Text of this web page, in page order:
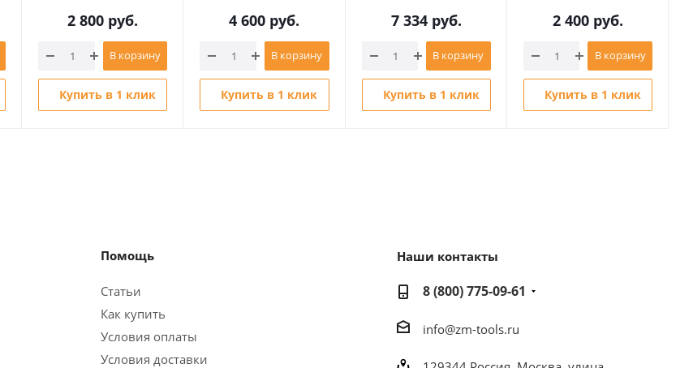
2 800 руб.
В корзину
Купить в 1 клик
4 600 руб.
В корзину
Купить в 1 клик
7 334руб.
В корзину
Купить в 1 клик
2 400руб.
В корзину
Купить в 1 клик
Помощь
Статьи
Как купить
Условия оплаты
Условия доставки
Наши контакты
8 (800) 775-09-61
info@zm-tools.ru